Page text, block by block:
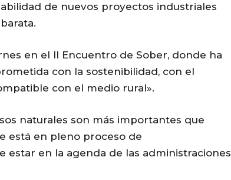
de nuevos proyectos industriales
en el II Encuentro de Sober, donde ha
con la sostenibilidad, con el
con el medio rural».
naturales son más importantes que
está en pleno proceso de
estar en la agenda de las administraciones